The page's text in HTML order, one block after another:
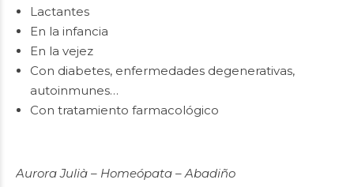
Lactantes
En la infancia
En la vejez
Con diabetes, enfermedades degenerativas,
autoinmunes…
Con tratamiento farmacológico
Aurora Julià – Homeópata – Abadiño